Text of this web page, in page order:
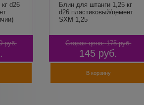
d26
руб.
Блин для штанги 1,25 кг
d26 пластиковый/цемент
SXM-1,25
Старая цена: 175 руб.
145 руб.
В корзину